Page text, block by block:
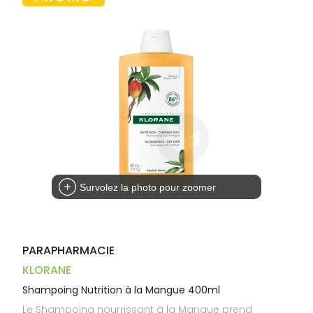
alimentaires
CHEVEUX
VOTRE
Survolez la photo pour zoomer
PARAPHARMACIE
KLORANE
Shampoing Nutrition à la Mangue 400ml
Le Shampoing nourrissant à la Mangue prend